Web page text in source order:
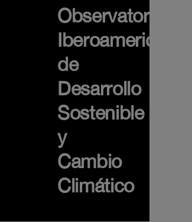
Observatorio
Iberoamericano
de
Desarrollo
Sostenible
y
Cambio
Climático